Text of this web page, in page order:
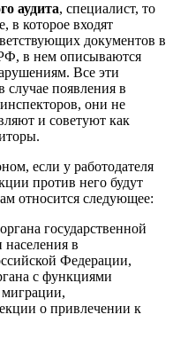
аудита, специалист, то
в которое входят
документов в
РФ, в нем описываются
Все эти
случае появления в
они не
и советуют как
если у работодателя
против него будут
относится следующее:
государственной
населения в
Федерации,
с функциями
миграции,
о привлечении к